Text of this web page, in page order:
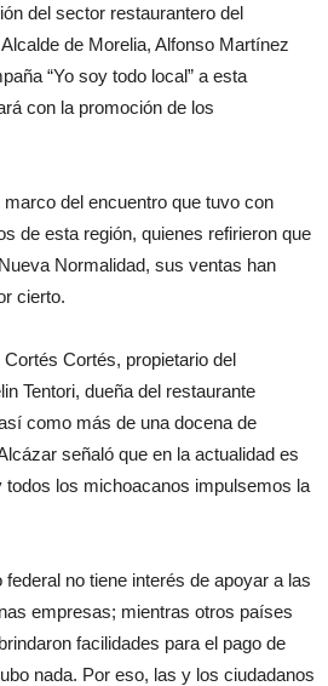
del sector restaurantero del
de Morelia, Alfonso Martínez
“Yo soy todo local” a esta
con la promoción de los
del encuentro que tuvo con
de esta región, quienes refirieron que
Normalidad, sus ventas han
cierto.
Cortés, propietario del
Tentori, dueña del restaurante
como más de una docena de
señaló que en la actualidad es
todos los michoacanos impulsemos la
federal no tiene interés de apoyar a las
empresas; mientras otros países
facilidades para el pago de
nada. Por eso, las y los ciudadanos